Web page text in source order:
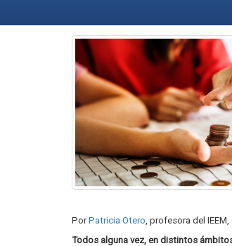
PorPatricia Otero , profesora del
Todos alguna vez, en distintos